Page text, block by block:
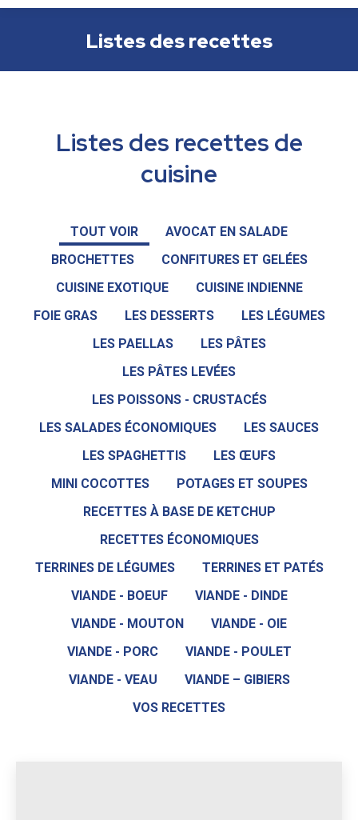
Listes des recettes
Listes des recettes de
cuisine
TOUT VOIR
AVOCAT EN SALADE
BROCHETTES
CONFITURES ET GELÉES
CUISINE EXOTIQUE
CUISINE INDIENNE
FOIE GRAS
LES DESSERTS
LES LÉGUMES
LES PAELLAS
LES PÂTES
LES PÂTES LEVÉES
LES POISSONS - CRUSTACÉS
LES SALADES ÉCONOMIQUES
LES SAUCES
LES SPAGHETTIS
LES ŒUFS
MINI COCOTTES
POTAGES ET SOUPES
RECETTES À BASE DE KETCHUP
RECETTES ÉCONOMIQUES
TERRINES DE LÉGUMES
TERRINES ET PATÉS
VIANDE - BOEUF
VIANDE - DINDE
VIANDE - MOUTON
VIANDE - OIE
VIANDE - PORC
VIANDE - POULET
VIANDE - VEAU
VIANDE – GIBIERS
VOS RECETTES